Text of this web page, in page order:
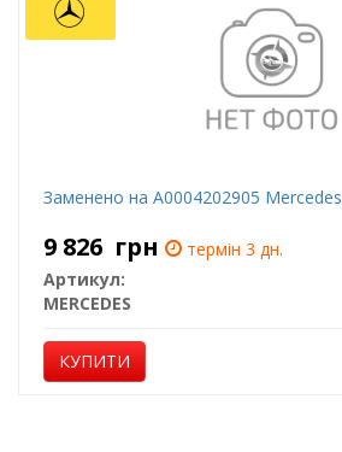
Заменено на A0004202905 Mercedes
9 826 грн
термін 3 дн.
Артикул:
MERCEDES
КУПИТИ